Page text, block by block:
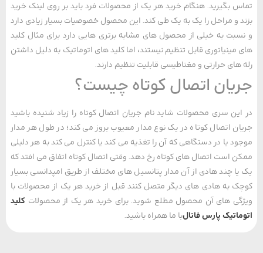
بگیرید. هنگام خرید هر یک از محصولات فرد باید بر روی لینک خرید
و مراحل را یک به یک طی کند. این محصول خصوصیات بسیار زیادی دارد
به خیلی از محصول های مشابه برتری هایی دارد برای مثال کلید
قابل تنظیم نیستند، اما کلید های اتوماتیک به دلیل داشتن
حرارتی و مغناطیسی قابلیت تنظیم دارند.
اتصال کوتاه چیست؟
سری محصولات شاید نام جریان اتصال کوتاه را زیاد شنیده باشید
اتصال کوتاه در یک نوع مدار معیوب بروز می کند؛ در طول هر مدار
یا در دستگاهی که آن را تغذیه می کند یا کنترل می کند به هر دلیلی
است اتصال های کوتاه رخ دهد. وقتی اتصال کوتاه اتفاق می‌ افتد که
چند هادی از آن مدار پتانسیل های مختلف از طریق امپدانسی بسیار
به هادی های دیگر متصل کنند قبل از خرید هر یک از محصولات با
های آن محصول مطلع شوید. برای خرید هر یک از محصولاتکلید
پارس فانالبا ما همراه باشید.